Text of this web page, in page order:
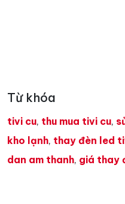
Từ khóa
tivi cu, thu mua tivi cu,
kho lạnh, thay đèn led
dan am thanh, giá thay